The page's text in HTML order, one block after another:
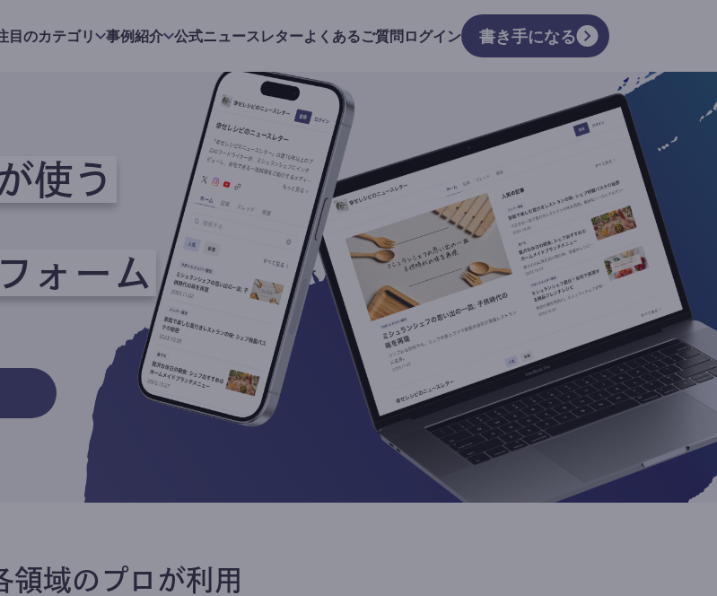
目のカテゴリ 事例紹介 公式ニュースレターよくあるご質問ログイン 書き手になる
使う
ォーム
領域のプロが利用